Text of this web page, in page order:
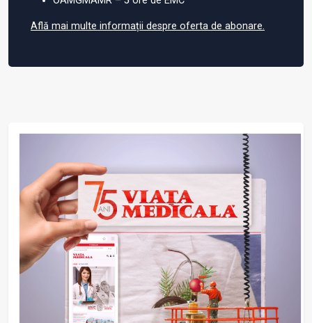
Află mai multe informații despre oferta de abonare.